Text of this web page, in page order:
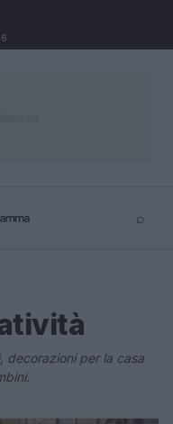
⌕
decorazioni per la casa